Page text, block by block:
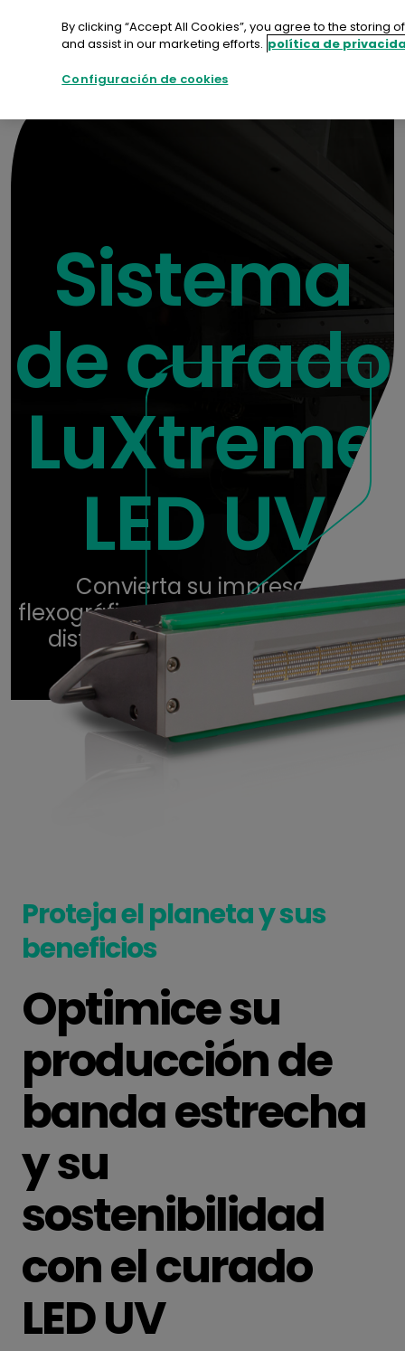
contenido
Contacte con nosotros
Sistema
de curado
LuXtreme
LED UV
Convierta su impresora
flexográfica UV al curado LED UV y
disfrute de grandes ventajas
Proteja el planeta y sus
beneficios
Optimice su
producción de
banda estrecha
y su
sostenibilidad
con el curado
LED UV
By clicking “Accept All Cookies”, you agree to the
and assist in our marketing efforts. política de
Configuración de cookies